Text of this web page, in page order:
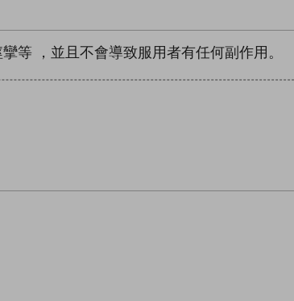
等 ，並且不會導致服用者有任何副作用。